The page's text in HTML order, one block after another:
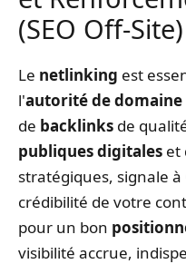
(SEO Off-Site)
Le netlinking est
l'autorité de domaine
de backlinks de
publiques digitales et
stratégiques, signale
crédibilité de votre
pour un bon
visibilité accrue,